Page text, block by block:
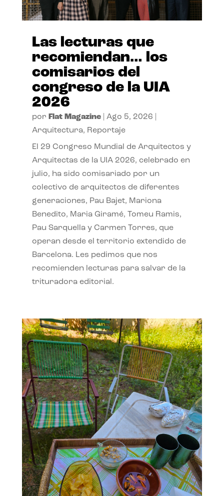
Las lecturas que
recomiendan… los
comisarios del
congreso de la UIA
2026
por Flat Magazine| Ago 5, 2026
Arquitectura, Reportaje
El 29 Congreso Mundial de Arquitectos y
Arquitectas de la UIA 2026, celebrado en
julio, ha sido comisariado por un
colectivo de arquitectos de diferentes
generaciones, Pau Bajet, Mariona
Benedito, Maria Giramé, Tomeu Ramis,
Pau Sarquella y Carmen Torres, que
operan desde el territorio extendido de
Barcelona. Les pedimos que nos
recomienden lecturas para salvar de la
trituradora editorial.